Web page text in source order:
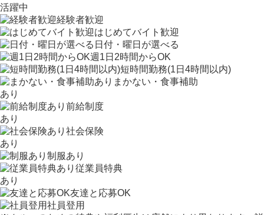
活躍中
経験者歓迎
はじめてバイト歓迎
日付・曜日が選べる
週1日2時間からOK
短時間勤務(1日4時間以内)
まかない・食事補助
あり
前給制度
あり
社会保険
あり
制服あり
従業員特典
あり
友達と応募OK
社員登用